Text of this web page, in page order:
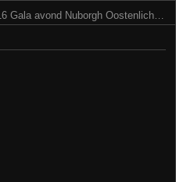
Gala avond Nuborgh Oostenlich…